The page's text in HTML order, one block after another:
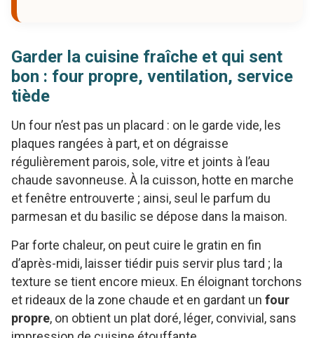
Garder la cuisine fraîche et qui sent
bon : four propre, ventilation, service
tiède
Un four n’est pas un placard : on le garde vide, les
plaques rangées à part, et on dégraisse
régulièrement parois, sole, vitre et joints à l’eau
chaude savonneuse. À la cuisson, hotte en marche
et fenêtre entrouverte ; ainsi, seul le parfum du
parmesan et du basilic se dépose dans la maison.
Par forte chaleur, on peut cuire le gratin en fin
d’après-midi, laisser tiédir puis servir plus tard ; la
texture se tient encore mieux. En éloignant torchons
et rideaux de la zone chaude et en gardant un four
propre, on obtient un plat doré, léger, convivial, sans